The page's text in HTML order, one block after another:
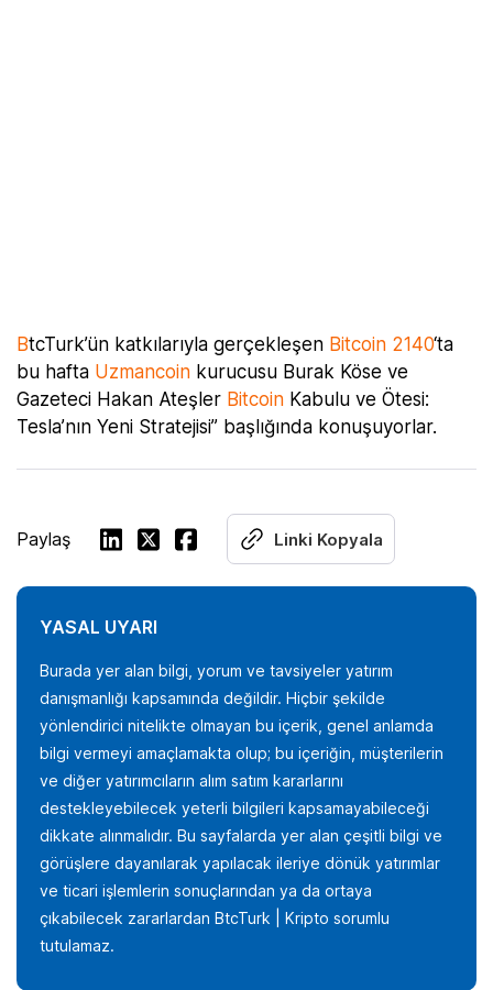
BtcTurk’ün katkılarıyla gerçekleşen Bitcoin 2140‘ta
bu hafta Uzmancoin kurucusu Burak Köse ve
Gazeteci Hakan Ateşler Bitcoin Kabulu ve Ötesi:
Tesla’nın Yeni Stratejisi” başlığında konuşuyorlar.
Paylaş Linki Kopyala
YASAL UYARI
Burada yer alan bilgi, yorum ve tavsiyeler yatırım
danışmanlığı kapsamında değildir. Hiçbir şekilde
yönlendirici nitelikte olmayan bu içerik, genel anlamda
bilgi vermeyi amaçlamakta olup; bu içeriğin, müşterilerin
ve diğer yatırımcıların alım satım kararlarını
destekleyebilecek yeterli bilgileri kapsamayabileceği
dikkate alınmalıdır. Bu sayfalarda yer alan çeşitli bilgi ve
görüşlere dayanılarak yapılacak ileriye dönük yatırımlar
ve ticari işlemlerin sonuçlarından ya da ortaya
çıkabilecek zararlardan BtcTurk | Kripto sorumlu
tutulamaz.